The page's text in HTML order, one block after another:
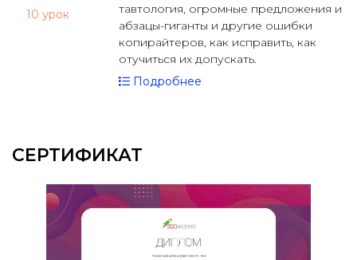
10 урок
тавтология, огромные предложения и
абзацы-гиганты и другие ошибки
копирайтеров, как исправить, как
отучиться их допускать.
Подробнее
СЕРТИФИКАТ